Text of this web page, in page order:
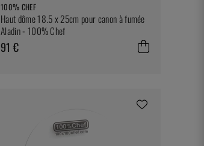
100% CHEF
Haut dôme 18.5 x 25cm pour canon à fumée
Aladin - 100% Chef
91 €